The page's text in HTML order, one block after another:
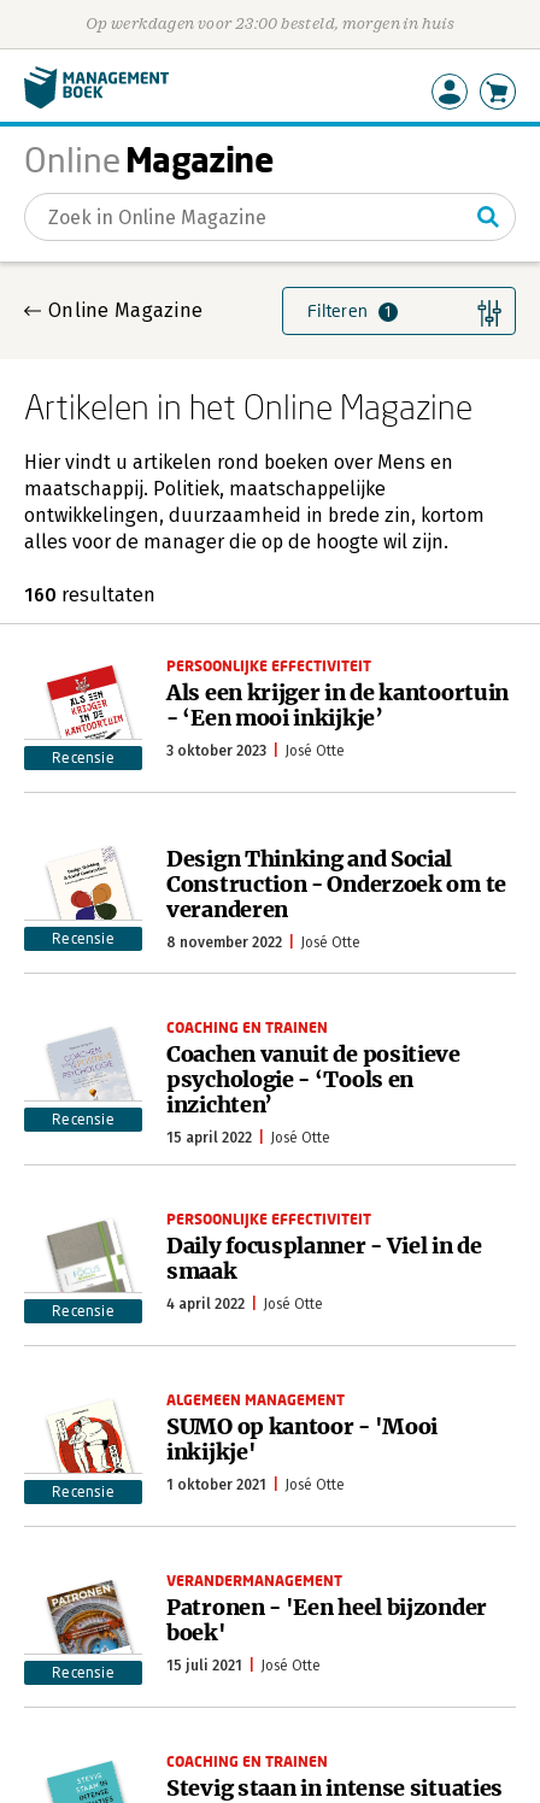
Op werkdagen voor 23:00 besteld, morgen in huis
Online Magazine
Gevonden artikelen
Online Magazine Filteren 1
Artikelen in het Online Magazine
Hier vindt u artikelen rond boeken over Mens en
maatschappij. Politiek, maatschappelijke
ontwikkelingen, duurzaamheid in brede zin, kortom
alles voor de manager die op de hoogte wil zijn.
160 resultaten
Recensie
PERSOONLIJKE EFFECTIVITEIT
Als een krijger in de kantoortuin
- ‘Een mooi inkijkje’
3 oktober 2023 José Otte
Recensie
Design Thinking and Social
Construction - Onderzoek om te
veranderen
8 november 2022 José Otte
Recensie
COACHING EN TRAINEN
Coachen vanuit de positieve
psychologie - ‘Tools en
inzichten’
15 april 2022 José Otte
Recensie
PERSOONLIJKE EFFECTIVITEIT
Daily focusplanner - Viel in de
smaak
4 april 2022 José Otte
Recensie
ALGEMEEN MANAGEMENT
SUMO op kantoor - 'Mooi
inkijkje'
1 oktober 2021 José Otte
Recensie
VERANDERMANAGEMENT
Patronen - 'Een heel bijzonder
boek'
15 juli 2021 José Otte
COACHING EN TRAINEN
Stevig staan in intense situaties